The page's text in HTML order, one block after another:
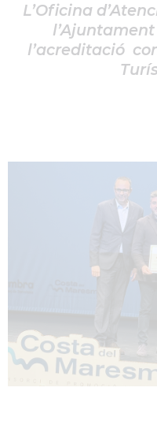
L’Oficina
l’acreditació